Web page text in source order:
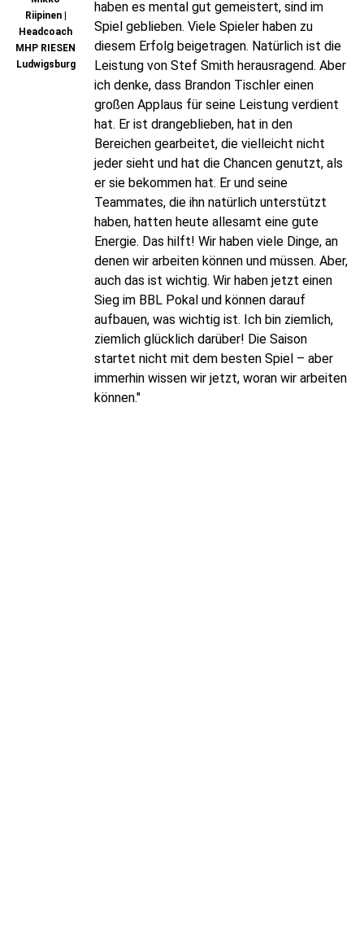
Riipinen |
Headcoach
MHP RIESEN
Ludwigsburg
haben es mental gut gemeistert, sind im
Spiel geblieben. Viele Spieler haben zu
diesem Erfolg beigetragen. Natürlich ist die
Leistung von Stef Smith herausragend. Aber
ich denke, dass Brandon Tischler einen
großen Applaus für seine Leistung verdient
hat. Er ist drangeblieben, hat in den
Bereichen gearbeitet, die vielleicht nicht
jeder sieht und hat die Chancen genutzt, als
er sie bekommen hat. Er und seine
Teammates, die ihn natürlich unterstützt
haben, hatten heute allesamt eine gute
Energie. Das hilft! Wir haben viele Dinge, an
denen wir arbeiten können und müssen. Aber,
auch das ist wichtig. Wir haben jetzt einen
Sieg im BBL Pokal und können darauf
aufbauen, was wichtig ist. Ich bin ziemlich,
ziemlich glücklich darüber! Die Saison
startet nicht mit dem besten Spiel – aber
immerhin wissen wir jetzt, woran wir arbeiten
können."